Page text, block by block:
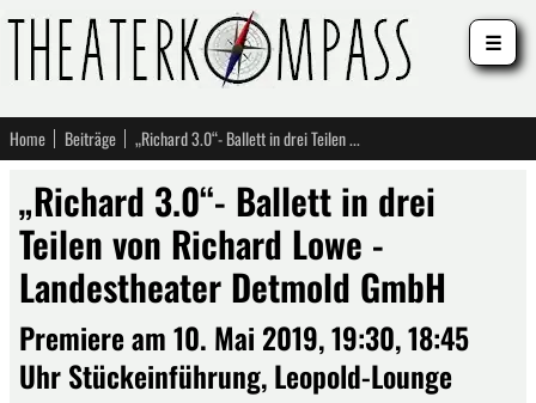
Home Beiträge „Richard 3.0“- Ballett in drei Teilen von Richard Lowe - Landestheater Detmold GmbH
„Richard 3.0“- Ballett in drei
Teilen von Richard Lowe -
Landestheater Detmold GmbH
Premiere am 10. Mai 2019, 19:30, 18:45
Uhr Stückeinführung, Leopold-Lounge
☰